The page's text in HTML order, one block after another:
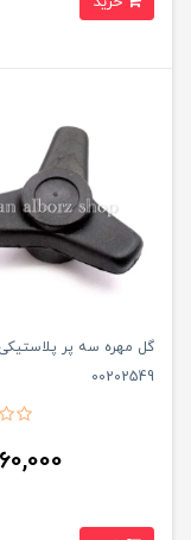
00202549